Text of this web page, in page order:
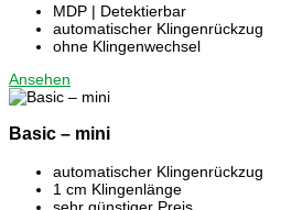
MDP | Detektierbar
automatischer Klingenrückzug
ohne Klingenwechsel
Ansehen
Basic – mini
automatischer Klingenrückzug
1 cm Klingenlänge
sehr günstiger Preis